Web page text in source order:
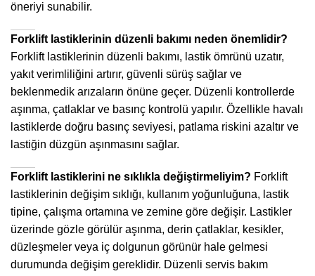
öneriyi sunabilir.
Forklift lastiklerinin düzenli bakımı neden önemlidir?
Forklift lastiklerinin düzenli bakımı, lastik ömrünü uzatır,
yakıt verimliliğini artırır, güvenli sürüş sağlar ve
beklenmedik arızaların önüne geçer. Düzenli kontrollerde
aşınma, çatlaklar ve basınç kontrolü yapılır. Özellikle havalı
lastiklerde doğru basınç seviyesi, patlama riskini azaltır ve
lastiğin düzgün aşınmasını sağlar.
Forklift lastiklerini ne sıklıkla değiştirmeliyim? Forklift
lastiklerinin değişim sıklığı, kullanım yoğunluğuna, lastik
tipine, çalışma ortamına ve zemine göre değişir. Lastikler
üzerinde gözle görülür aşınma, derin çatlaklar, kesikler,
düzleşmeler veya iç dolgunun görünür hale gelmesi
durumunda değişim gereklidir. Düzenli servis bakım